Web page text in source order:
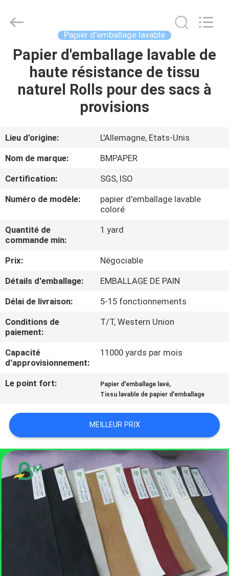
MAISON
À
PROPOS
NOUS
VISITE
DE
L'USINE
CONTRÔLE
DE
LA
QUALITÉ
NOUS
CONTACTER
NOUVELLES
LES
AFFAIRES
DU
SITE
GUANGZHOU
BMPAPER
Reserved.
Papier d'emballage lavable
Papier d'emballage lavable de
haute résistance de tissu
naturel Rolls pour des sacs à
provisions
Lieu d'origine:
L'Allemagne, Etats-Unis
Nom de marque:
BMPAPER
Certification:
SGS, ISO
Numéro de modèle:
papier d'emballage lavable
coloré
Quantité de
commande min:
1 yard
Prix:
Négociable
Détails d'emballage:
EMBALLAGE DE PAIN
Délai de livraison:
5-15 fonctionnements
Conditions de
paiement:
T/T, Western Union
Capacité
d'approvisionnement:
11000 yards par mois
Le point fort: Papier d'emballage lavé,
Tissu lavable de papier d'emballage
MEILLEUR PRIX